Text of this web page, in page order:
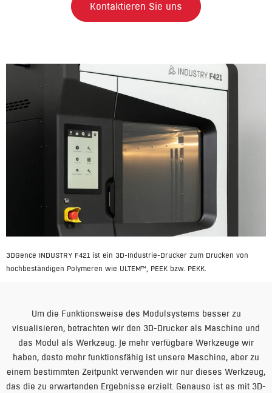
Kontaktieren Sie uns
3DGence INDUSTRY F421 ist ein 3D-Industrie-Drucker zum Drucken von
hochbeständigen Polymeren wie ULTEM™, PEEK bzw. PEKK.
Um die Funktionsweise des Modulsystems besser zu
visualisieren, betrachten wir den 3D-Drucker als Maschine und
das Modul als Werkzeug. Je mehr verfügbare Werkzeuge wir
haben, desto mehr funktionsfähig ist unsere Maschine, aber zu
einem bestimmten Zeitpunkt verwenden wir nur dieses Werkzeug,
das die zu erwartenden Ergebnisse erzielt. Genauso ist es mit 3D-